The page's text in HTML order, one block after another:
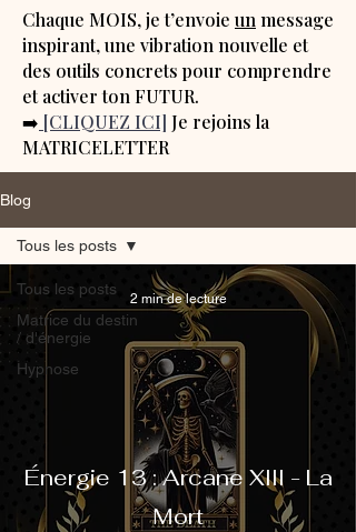
Chaque MOIS, je t’envoie un message
inspirant, une vibration nouvelle et
des outils concrets pour comprendre
et activer ton FUTUR.
➡️ [CLIQUEZ ICI] Je rejoins la
MATRICELETTER
Blog
Tous les posts
Matrice du destin
/ d'énergie
Hypnose
Tous les posts
Énergie 13 : Arcane XIII - La
Mort
2 min de lecture